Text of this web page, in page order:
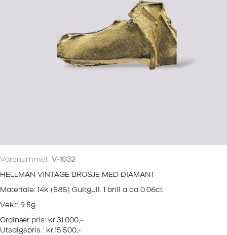
Varenummer: V-1032
HELLMAN VINTAGE BROSJE MED DIAMANT
Materiale: 14k (585) Gultgull. 1 brill a ca 0.06ct
Vekt: 9.5g
Ordinær pris: kr.31.000,-
Utsalgspris : kr.15.500,-